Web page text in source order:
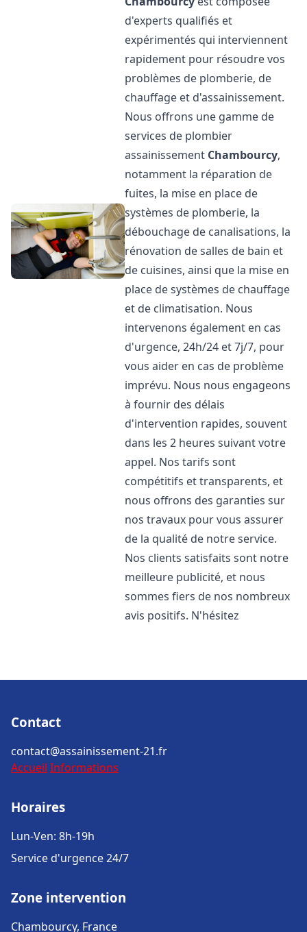
d'experts qualifiés et
expérimentés qui interviennent
rapidement pour résoudre vos
problèmes de plomberie, de
chauffage et d'assainissement.
Nous offrons une gamme de
services de plombier
assainissement Chambourcy,
notamment la réparation de
fuites, la mise en place de
systèmes de plomberie, la
débouchage de canalisations, la
rénovation de salles de bain et
de cuisines, ainsi que la mise en
place de systèmes de chauffage
et de climatisation. Nous
intervenons également en cas
d'urgence, 24h/24 et 7j/7, pour
vous aider en cas de problème
imprévu. Nous nous engageons
à fournir des délais
d'intervention rapides, souvent
dans les 2 heures suivant votre
appel. Nos tarifs sont
compétitifs et transparents, et
nous offrons des garanties sur
nos travaux pour vous assurer
de la qualité de notre service.
Nos clients satisfaits sont notre
meilleure publicité, et nous
sommes fiers de nos nombreux
avis positifs. N'hésitez
Contact
contact@assainissement-21.fr
Accueil Informations
Horaires
Lun-Ven: 8h-19h
Service d'urgence 24/7
Zone intervention
Chambourcy, France